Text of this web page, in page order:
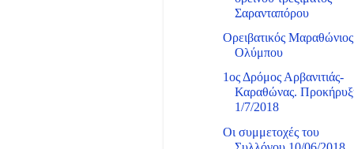
Σαρανταπόρου
Ορειβατικός Μαραθώνιος
Ολύμπου
1ος Δρόμος Αρβανιτιάς-
Καραθώνας.
1/7/2018
Οι συμμετοχές του